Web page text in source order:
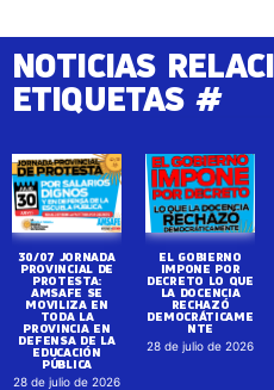
NOTICIAS
ETIQUETAS #
30/07 JORNADA
PROVINCIAL DE
PROTESTA:
AMSAFE SE
MOVILIZA EN
TODA LA
PROVINCIA EN
DEFENSA DE LA
EDUCACIÓN
PÚBLICA
28 de julio de 2026
EL GOBIERNO
IMPONE POR
DECRETO LO QUE
LA DOCENCIA
RECHAZÓ
DEMOCRÁTICAME
NTE
28 de julio de 2026